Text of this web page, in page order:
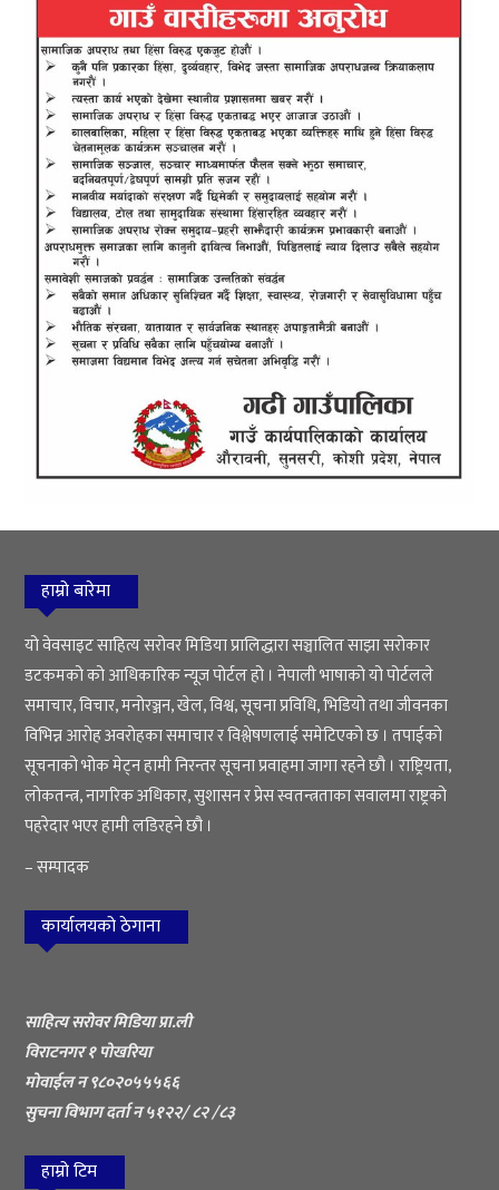
हाम्रो बारेमा
यो वेवसाइट साहित्य सरोवर मिडिया प्रालिद्धारा सञ्चालित साझा सरोकार
डटकमको को आधिकारिक न्यूज पोर्टल हो । नेपाली भाषाको यो पोर्टलले
समाचार, विचार, मनोरञ्जन, खेल, विश्व, सूचना प्रविधि, भिडियो तथा जीवनका
विभिन्न आरोह अवरोहका समाचार र विश्लेषणलाई समेटिएको छ । तपाईको
सूचनाको भोक मेट्न हामी निरन्तर सूचना प्रवाहमा जागा रहने छौ । राष्ट्रियता,
लोकतन्त्र, नागरिक अधिकार, सुशासन र प्रेस स्वतन्त्रताका सवालमा राष्ट्रको
पहरेदार भएर हामी लडिरहने छौ ।
– सम्पादक
कार्यालयको ठेगाना
साहित्य सरोवर मिडिया प्रा.ली
विराटनगर १ पोखरिया
मोवाईल न ९८०२०५५५६६
सुचना विभाग दर्ता न ५१२२/ ८२ /८३
हाम्रो टिम